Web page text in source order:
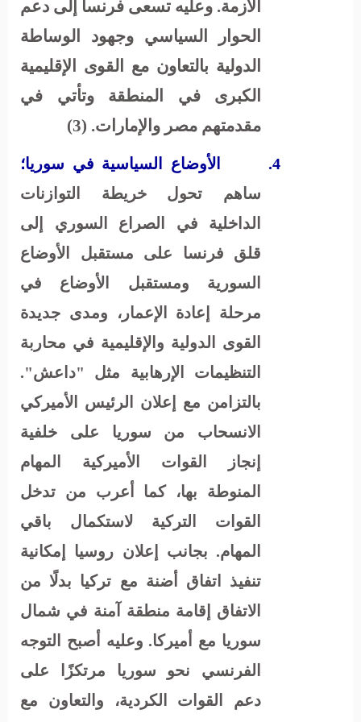
الأزمة. وعليه تسعى فرنسا إلى دعم
الحوار السياسي وجهود الوساطة
الدولية بالتعاون مع القوى الإقليمية
الكبرى في المنطقة وتأتي في
مقدمتهم مصر والإمارات. (3)
4.
الأوضاع السياسية في سوريا؛
ساهم تحول خريطة التوازنات
الداخلية في الصراع السوري إلى
قلق فرنسا على مستقبل الأوضاع
السورية ومستقبل الأوضاع في
مرحلة إعادة الإعمار، ومدى جديدة
القوى الدولية والإقليمية في محاربة
التنظيمات الإرهابية مثل "داعش".
بالتزامن مع إعلان الرئيس الأميركي
الانسحاب من سوريا على خلفية
إنجاز القوات الأميركية المهام
المنوطة بها، كما أعرب من تدخل
القوات التركية لاستكمال باقي
المهام. بجانب إعلان روسيا إمكانية
تنفيذ اتفاق أضنة مع تركيا بدلًا من
الاتفاق إقامة منطقة آمنة في شمال
سوريا مع أميركا. وعليه أصبح التوجه
الفرنسي نحو سوريا مرتكزًا على
دعم القوات الكردية، والتعاون مع